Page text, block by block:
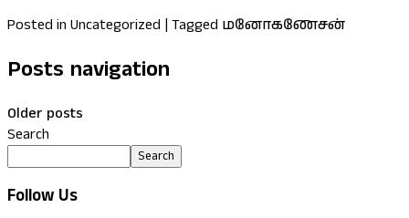
Posted in Uncategorized | Tagged மனோகணேசன்
Posts navigation
Older posts
Search
Search
Follow Us